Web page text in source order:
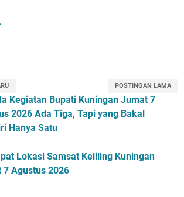
POSTINGAN LAMA
Kegiatan Bupati Kuningan Jumat 7
2026 Ada Tiga, Tapi yang Bakal
Hanya Satu
Lokasi Samsat Keliling Kuningan
7 Agustus 2026